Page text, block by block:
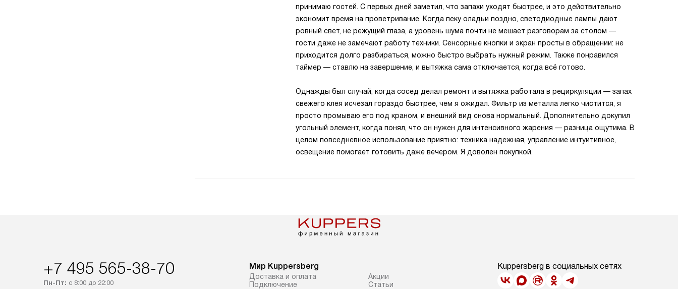
принимаю гостей. С первых дней заметил, что запахи уходят быстрее, и это действительно
экономит время на проветривание. Когда пеку оладьи поздно, светодиодные лампы дают
ровный свет, не режущий глаза, а уровень шума почти не мешает разговорам за столом —
гости даже не замечают работу техники. Сенсорные кнопки и экран просты в обращении: не
приходится долго разбираться, можно быстро выбрать нужный режим. Также понравился
таймер — ставлю на завершение, и вытяжка сама отключается, когда всё готово.
Однажды был случай, когда сосед делал ремонт и вытяжка работала в рециркуляции — запах
свежего клея исчезал гораздо быстрее, чем я ожидал. Фильтр из металла легко чистится, я
просто промываю его под краном, и внешний вид снова нормальный. Дополнительно докупил
угольный элемент, когда понял, что он нужен для интенсивного жарения — разница ощутима. В
целом повседневное использование приятно: техника надежная, управление интуитивное,
освещение помогает готовить даже вечером. Я доволен покупкой.
+7 495 565-38-70
Пн-Пт: с 8:00 до 22:00
Мир Kuppersberg
Доставка и оплата
Подключение
Акции
Cтатьи
Kuppersberg в социальных сетях